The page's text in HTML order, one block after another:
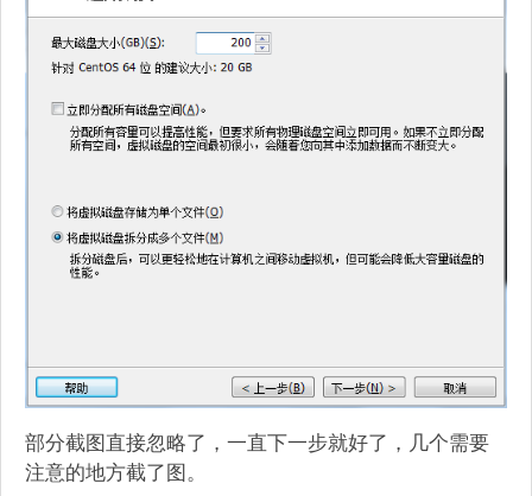
部分截图直接忽略了，一直下一步就好了，几个需要
注意的地方截了图。